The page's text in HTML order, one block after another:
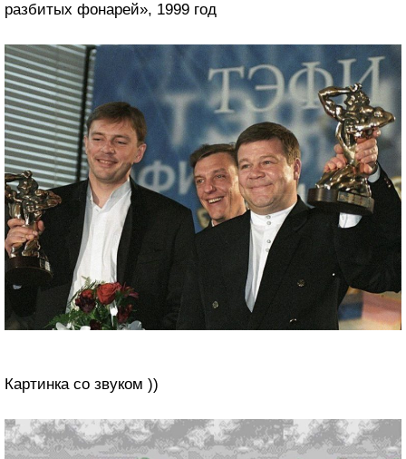
разбитых фонарей», 1999 год
Картинка со звуком ))